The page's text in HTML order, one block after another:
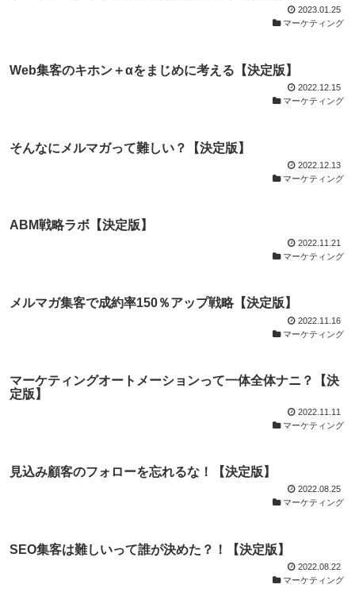
2023.01.25
マーケティング
Web集客のキホン＋αをまじめに考える【決定版】
2022.12.15
マーケティング
そんなにメルマガって難しい？【決定版】
2022.12.13
マーケティング
ABM戦略ラボ【決定版】
2022.11.21
マーケティング
メルマガ集客で成約率150％アップ戦略【決定版】
2022.11.16
マーケティング
マーケティングオートメーションって一体全体ナニ？【決
定版】
2022.11.11
マーケティング
見込み顧客のフォローを忘れるな！【決定版】
2022.08.25
マーケティング
SEO集客は難しいって誰が決めた？！【決定版】
2022.08.22
マーケティング